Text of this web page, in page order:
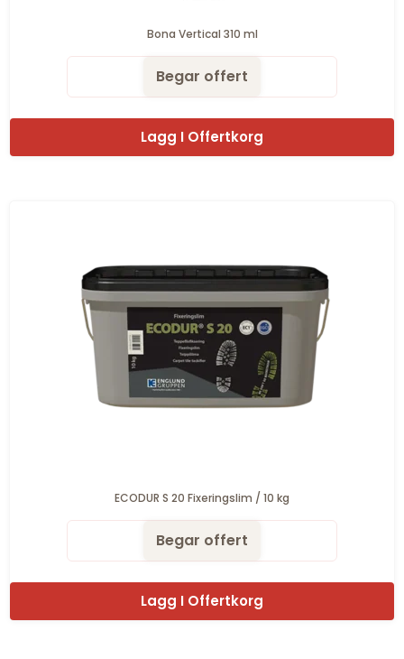
Bona Vertical 310 ml
Begar offert
Lagg I Offertkorg
ECODUR S 20 Fixeringslim / 10 kg
Begar offert
Lagg I Offertkorg